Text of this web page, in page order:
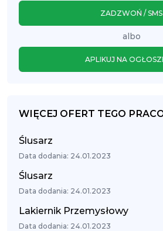
ZADZWOŃ / SMS
albo
APLIKUJ NA
WIĘCEJ OFERT TEGO
Ślusarz
Data dodania: 24.01.2023
Ślusarz
Data dodania: 24.01.2023
Lakiernik Przemysłowy
Data dodania: 24.01.2023